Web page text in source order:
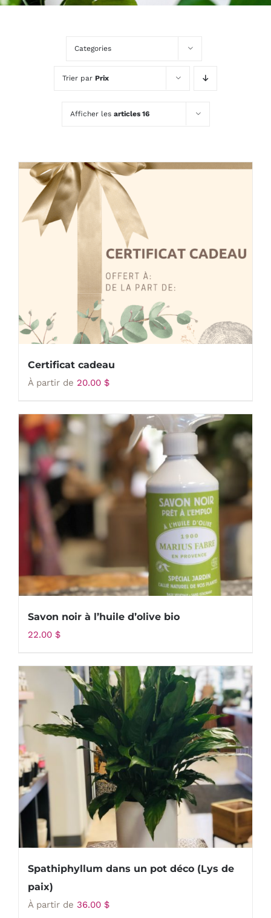
Categories
Trier par Prix
Afficher les articles 16
Certificat cadeau
À partir de 20.00 $
Savon noir à l’huile d’olive bio
22.00 $
Spathiphyllum dans un pot déco (Lys de
paix)
À partir de 36.00 $